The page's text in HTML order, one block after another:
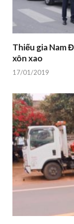
Thiếu gia Nam
xôn xao
17/01/2019